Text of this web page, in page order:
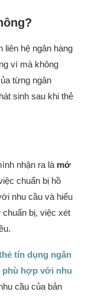
liên hệ ngân hàng
ví mà không
từng ngân
sinh sau khi thẻ
nhận ra là mở
chuẩn bị hồ
nhu cầu và hiểu
bị, việc xét
tín dụng ngân
phù hợp với nhu
cầu của bản